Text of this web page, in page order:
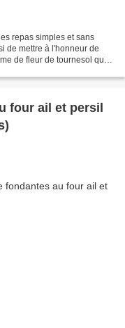
repas simples et sans
de mettre à l'honneur de
de fleur de tournesol qui
four ail et persil